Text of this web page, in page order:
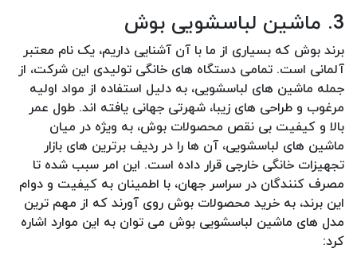
3. ماشین لباسشویی بوش
برند بوش که بسیاری از ما با آن آشنایی داریم، یک نام معتبر
آلمانی است. تمامی دستگاه های خانگی تولیدی این شرکت، از
جمله ماشین های لباسشویی، به دلیل استفاده از مواد اولیه
مرغوب و طراحی های زیبا، شهرتی جهانی یافته اند. طول عمر
بالا و کیفیت بی نقص محصولات بوش، به ویژه در میان
ماشین های لباسشویی، آن ها را در ردیف برترین های بازار
تجهیزات خانگی خارجی قرار داده است. این امر سبب شده تا
مصرف کنندگان در سراسر جهان، با اطمینان به کیفیت و دوام
این برند، به خرید محصولات بوش روی آورند که از مهم ترین
مدل های ماشین لباسشویی بوش می توان به این موارد اشاره
کرد: